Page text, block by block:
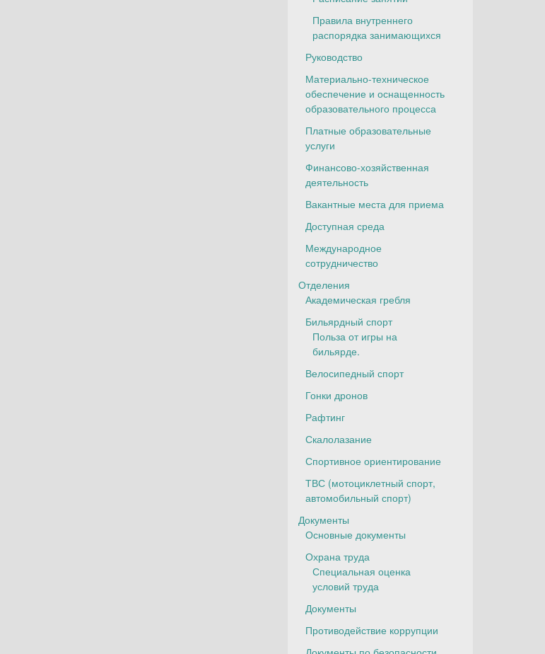
Правила внутреннего
распорядка занимающихся
Руководство
Материально-техническое
обеспечение и оснащенность
образовательного процесса
Платные образовательные
услуги
Финансово-хозяйственная
деятельность
Вакантные места для приема
Доступная среда
Международное
сотрудничество
Отделения
Академическая гребля
Бильярдный спорт
Польза от игры на
бильярде.
Велосипедный спорт
Гонки дронов
Рафтинг
Скалолазание
Спортивное ориентирование
ТВС (мотоциклетный спорт,
автомобильный спорт)
Документы
Основные документы
Охрана труда
Специальная оценка
условий труда
Документы
Противодействие коррупции